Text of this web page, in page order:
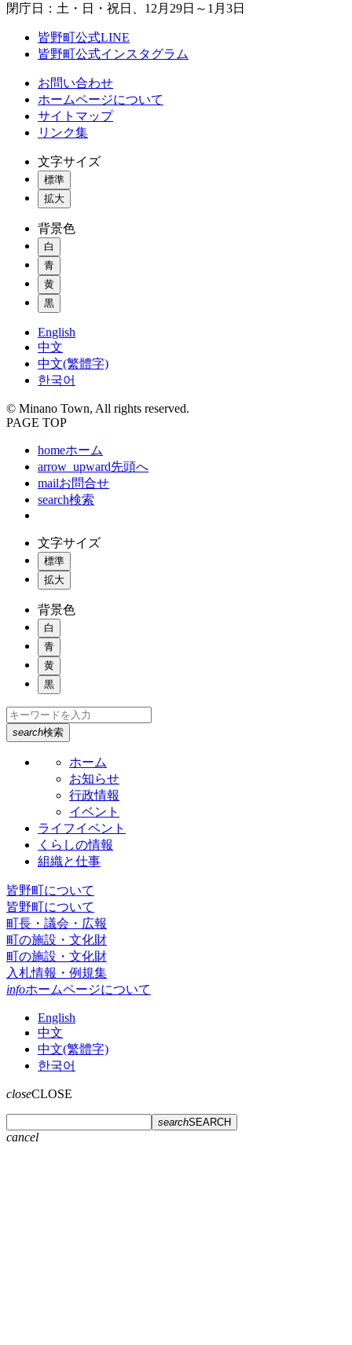
閉庁日：土・日・祝日、12月29日～1月3日
皆野町公式LINE
皆野町公式インスタグラム
お問い合わせ
ホームページについて
サイトマップ
リンク集
文字サイズ
標準
拡大
背景色
白
青
黄
黒
English
中文
中文(繁體字)
한국어
© Minano Town, All rights reserved.
PAGE TOP
homeホーム
arrow_upward先頭へ
mailお問合せ
search検索
文字サイズ
標準
拡大
背景色
白
青
黄
黒
search検索
ホーム
お知らせ
行政情報
イベント
ライフイベント
くらしの情報
組織と仕事
皆野町について
皆野町について
町長・議会・広報
町の施設・文化財
町の施設・文化財
入札情報・例規集
infoホームページについて
English
中文
中文(繁體字)
한국어
closeCLOSE
searchSEARCH
cancel